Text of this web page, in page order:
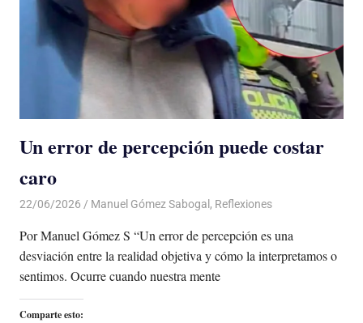
Un error de percepción puede costar
caro
22/06/2026 De todo un Poco
Manuel Gómez Sabogal , Reflexiones
Por Manuel Gómez S “Un error de percepción es una
desviación entre la realidad objetiva y cómo la interpretamos o
sentimos. Ocurre cuando nuestra mente
Comparte esto: